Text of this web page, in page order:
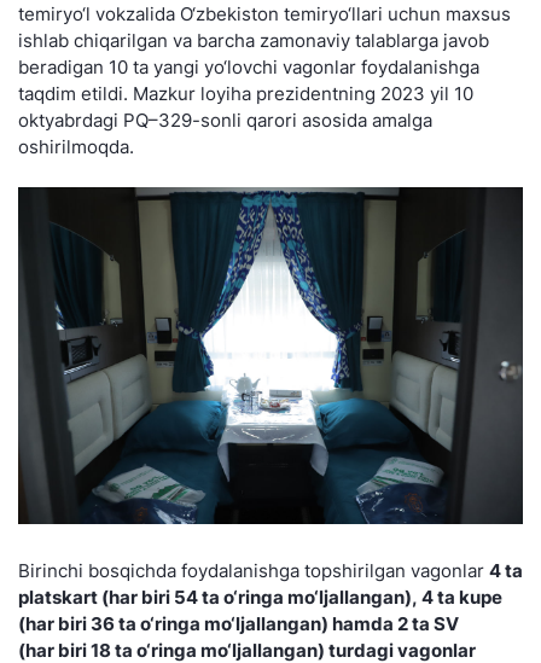
temiryo‘l vokzalida O‘zbekiston temiryo‘llari uchun maxsus
ishlab chiqarilgan va barcha zamonaviy talablarga javob
beradigan 10 ta yangi yo‘lovchi vagonlar foydalanishga
taqdim etildi. Mazkur loyiha prezidentning 2023 yil 10
oktyabrdagi PQ–329-sonli qarori asosida amalga
oshirilmoqda.
Birinchi bosqichda foydalanishga topshirilgan vagonlar 4 ta
platskart (har biri 54 ta o‘ringa mo‘ljallangan), 4 ta kupe
(har biri 36 ta o‘ringa mo‘ljallangan) hamda 2 ta SV
(har biri 18 ta o‘ringa mo‘ljallangan) turdagi vagonlar